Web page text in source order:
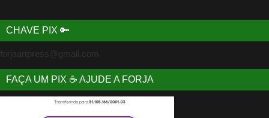
CHAVE PIX 🔑
forjaartpress@gmail.com
FAÇA UM PIX ☕ AJUDE A FORJA